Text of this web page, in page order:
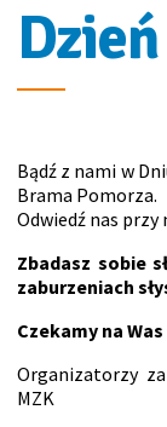
Bądź z nami w
Brama Pomorza.
Odwiedź nas
Zbadasz sobie
zaburzeniach
Czekamy na
Organizatorzy
MZK